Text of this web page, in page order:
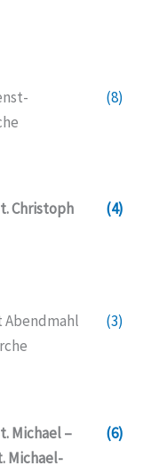
(8)
Christoph (4)
(3)
Michael –
Michael-
(6)